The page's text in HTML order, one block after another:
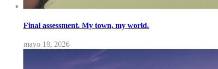
Final assessment. My town, my world.
mayo 18, 2026